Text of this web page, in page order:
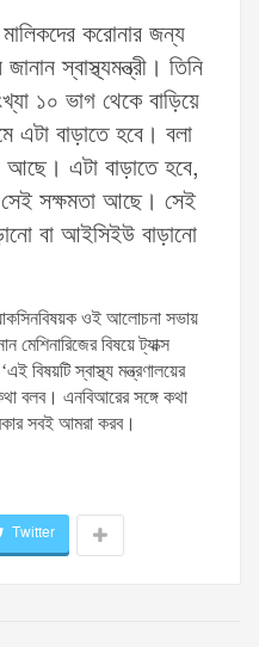
করোনার জন্য
স্বাস্থ্যমন্ত্রী। তিনি
১০ ভাগ থেকে বাড়িয়ে
এটা বাড়াতে হবে। বলা
এটা বাড়াতে হবে,
সক্ষমতা আছে। সেই
বা আইসিইউ বাড়ানো
ওই আলোচনা সভায়
মেশিনারিজের বিষয়ে ট্যাক্স
বিষয়টি স্বাস্থ্য মন্ত্রণালয়ের
বলব। এনবিআরের সঙ্গে কথা
সবই আমরা করব।
Twitter